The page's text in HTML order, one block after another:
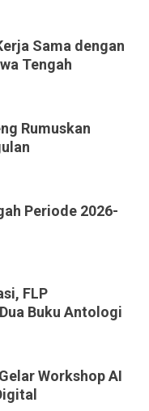
Sama dengan
Tengah
Rumuskan
Periode 2026-
FLP
Buku Antologi
Workshop AI